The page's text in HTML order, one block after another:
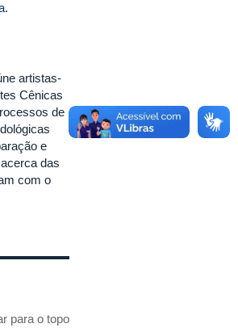
artistas-
Cênicas
de
e
das
com o
para o topo